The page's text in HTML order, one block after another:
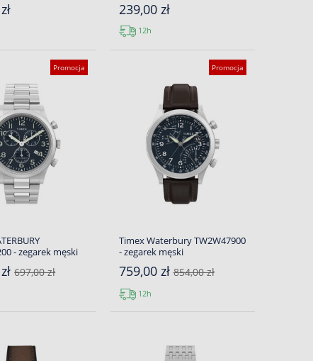
239,00 zł
12h
Promocja
- zegarek męski
697,00 zł
Promocja
Timex Waterbury TW2W47900
- zegarek męski
759,00 zł854,00 zł
12h